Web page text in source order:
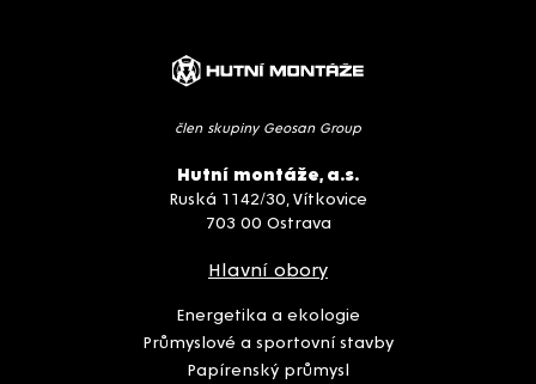
člen skupiny Geosan Group
Hutní montáže, a.s.
Ruská 1142/30, Vítkovice
703 00 Ostrava
Hlavní obory
Energetika a ekologie
Průmyslové a sportovní stavby
Papírenský průmysl